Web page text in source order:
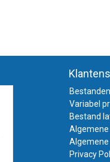
Variabel
Bestand
Privacy